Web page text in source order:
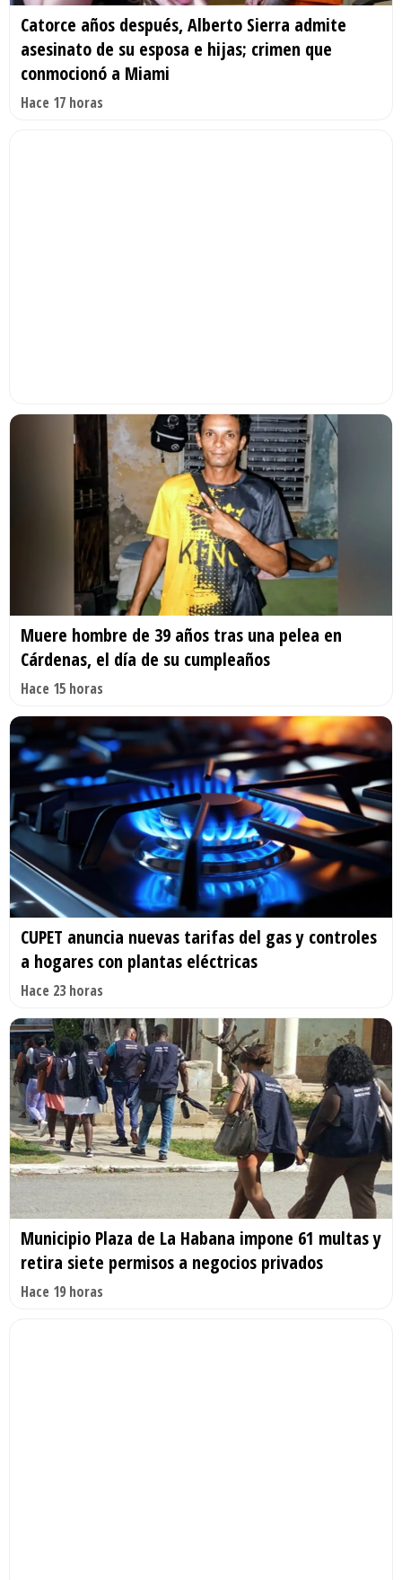
Catorce años después, Alberto Sierra admite
asesinato de su esposa e hijas; crimen que
conmocionó a Miami
Hace 17 horas
Muere hombre de 39 años tras una pelea en
Cárdenas, el día de su cumpleaños
Hace 15 horas
CUPET anuncia nuevas tarifas del gas y controles
a hogares con plantas eléctricas
Hace 23 horas
Municipio Plaza de La Habana impone 61 multas y
retira siete permisos a negocios privados
Hace 19 horas